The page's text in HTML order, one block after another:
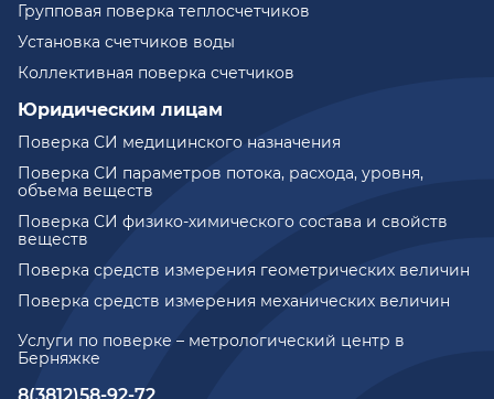
Услуги по поверке – метрологический центр в
Берняжке
Групповая поверка теплосчетчиков
Установка счетчиков воды
Коллективная поверка счетчиков
Юридическим лицам
Поверка СИ медицинского назначения
Поверка СИ параметров потока, расхода, уровня,
объема веществ
Поверка СИ физико-химического состава и свойств
веществ
Поверка средств измерения геометрических величин
Поверка средств измерения механических величин